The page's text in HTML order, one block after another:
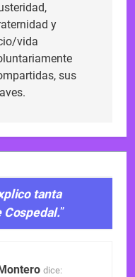
y
vida
sus
tanta
Cospedal.”
dice: